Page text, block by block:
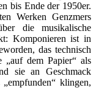
bis Ende der 1950er.
Werken Genzmers
die musikalische
Komponieren ist in
das technisch
„auf dem Papier“ als
sie an Geschmack
klingen,